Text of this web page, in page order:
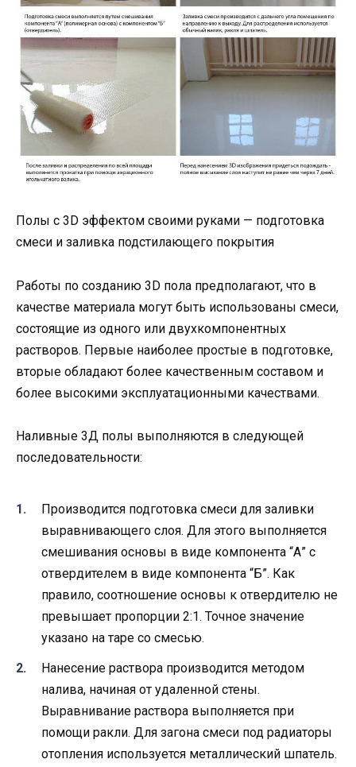
Полы с 3D эффектом своими руками — подготовка
смеси и заливка подстилающего покрытия
Работы по созданию 3D пола предполагают, что в
качестве материала могут быть использованы смеси,
состоящие из одного или двухкомпонентных
растворов. Первые наиболее простые в подготовке,
вторые обладают более качественным составом и
более высокими эксплуатационными качествами.
Наливные 3Д полы выполняются в следующей
последовательности:
Производится подготовка смеси для заливки
выравнивающего слоя. Для этого выполняется
смешивания основы в виде компонента “А” с
отвердителем в виде компонента “Б”. Как
правило, соотношение основы к отвердителю не
превышает пропорции 2:1. Точное значение
указано на таре со смесью.
Нанесение раствора производится методом
налива, начиная от удаленной стены.
Выравнивание раствора выполняется при
помощи ракли. Для загона смеси под радиаторы
отопления используется металлический шпатель.